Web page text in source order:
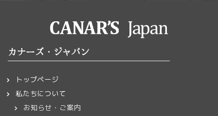
カナーズ・ジャパン
トップページ
私たちについて
お知らせ・ご案内